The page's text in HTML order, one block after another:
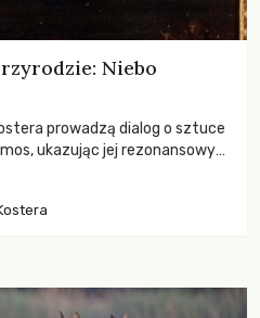
Niebo
prowadzą dialog o sztuce
ukazując jej rezonansowy